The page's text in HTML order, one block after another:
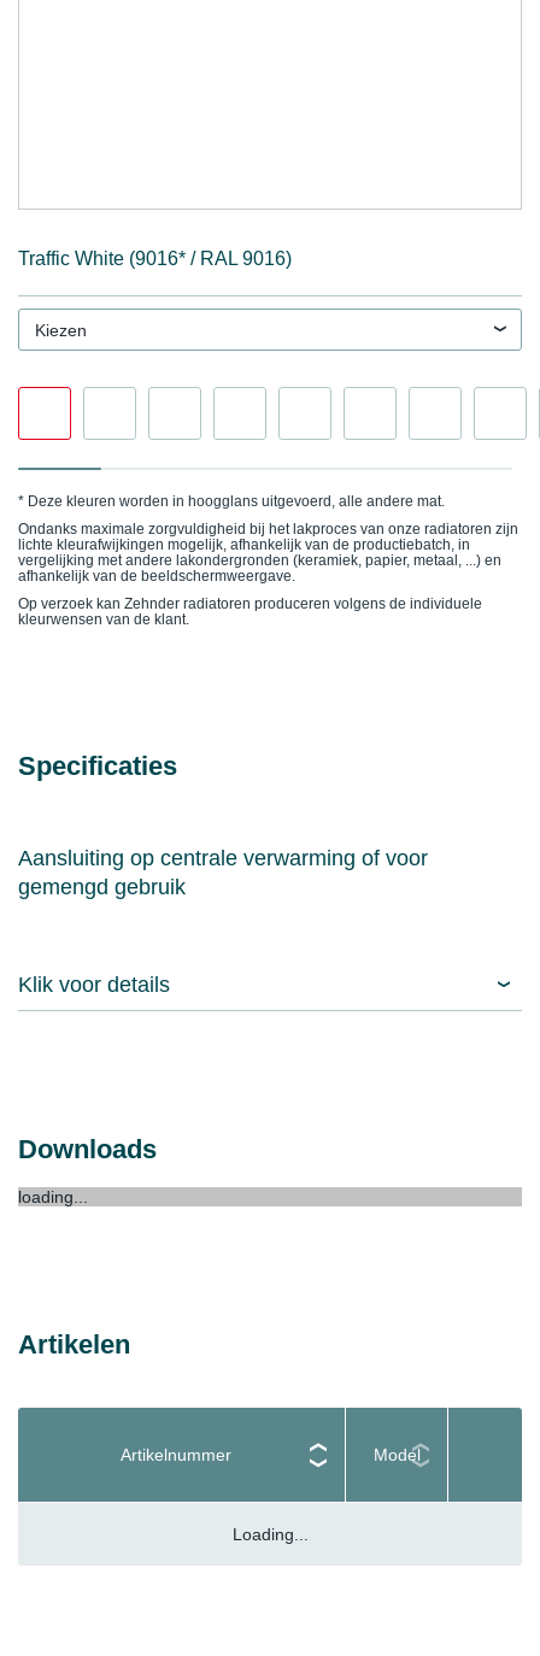
Traffic White (9016* / RAL 9016)
Kiezen
* Deze kleuren worden in hoogglans uitgevoerd, alle andere mat.
Ondanks maximale zorgvuldigheid bij het lakproces van onze radiatoren zijn
lichte kleurafwijkingen mogelijk, afhankelijk van de productiebatch, in
vergelijking met andere lakondergronden (keramiek, papier, metaal, ...) en
afhankelijk van de beeldschermweergave.
Op verzoek kan Zehnder radiatoren produceren volgens de individuele
kleurwensen van de klant.
Specificaties
Aansluiting op centrale verwarming of voor
gemengd gebruik
Klik voor details
Downloads
loading...
Artikelen
Artikelnummer Model
Loading...